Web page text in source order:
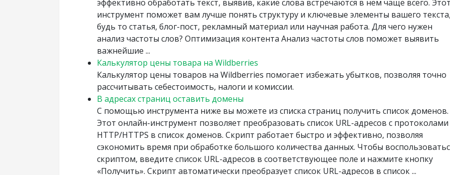
эффективно обработать текст, выявив, какие слова встречаются в нем чаще всего.
инструмент поможет вам лучше понять структуру и ключевые элементы вашего
будь то статья, блог-пост, рекламный материал или научная работа. Для чего нужен
анализ частоты слов? Оптимизация контента Анализ частоты слов поможет выявить
важнейшие ...
Калькулятор цены товара на Wildberries
Калькулятор цены товаров на Wildberries помогает избежать убытков, позволяя точно
рассчитывать себестоимость, налоги и комиссии.
В адресах страниц оставить домены
С помощью инструмента ниже вы можете из списка страниц получить список доменов.
Этот онлайн-инструмент позволяет преобразовать список URL-адресов с протоколами
HTTP/HTTPS в список доменов. Скрипт работает быстро и эффективно, позволяя
сэкономить время при обработке большого количества данных. Чтобы
скриптом, введите список URL-адресов в соответствующее поле и нажмите кнопку
«Получить». Скрипт автоматически преобразует список URL-адресов в список ...